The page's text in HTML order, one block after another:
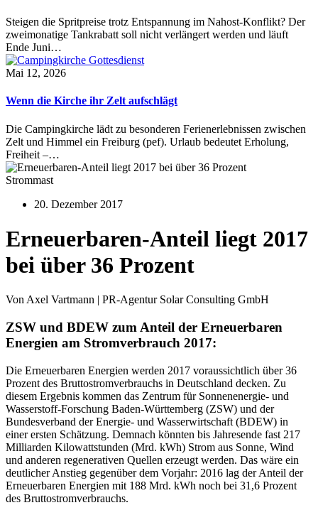
Steigen die Spritpreise trotz Entspannung im Nahost-Konflikt? Der
zweimonatige Tankrabatt soll nicht verlängert werden und läuft
Ende Juni…
Mai 12, 2026
Wenn die Kirche ihr Zelt aufschlägt
Die Campingkirche lädt zu besonderen Ferienerlebnissen zwischen
Zelt und Himmel ein Freiburg (pef). Urlaub bedeutet Erholung,
Freiheit –…
Strommast
20. Dezember 2017
Erneuerbaren-Anteil liegt 2017
bei über 36 Prozent
Von Axel Vartmann | PR-Agentur Solar Consulting GmbH
ZSW und BDEW zum Anteil der Erneuerbaren
Energien am Stromverbrauch 2017:
Die Erneuerbaren Energien werden 2017 voraussichtlich über 36
Prozent des Bruttostromverbrauchs in Deutschland decken. Zu
diesem Ergebnis kommen das Zentrum für Sonnenenergie- und
Wasserstoff-Forschung Baden-Württemberg (ZSW) und der
Bundesverband der Energie- und Wasserwirtschaft (BDEW) in
einer ersten Schätzung. Demnach könnten bis Jahresende fast 217
Milliarden Kilowattstunden (Mrd. kWh) Strom aus Sonne, Wind
und anderen regenerativen Quellen erzeugt werden. Das wäre ein
deutlicher Anstieg gegenüber dem Vorjahr: 2016 lag der Anteil der
Erneuerbaren Energien mit 188 Mrd. kWh noch bei 31,6 Prozent
des Bruttostromverbrauchs.